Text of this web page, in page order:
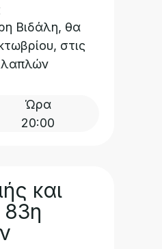
Βιδάλη, θα
στις
Ώρα
20:00
και
83η